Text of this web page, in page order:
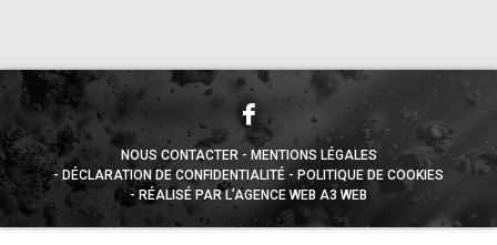
NOUS CONTACTER
MENTIONS LÉGALES
DÉCLARATION DE CONFIDENTIALITÉ
POLITIQUE DE COOKIES
RÉALISÉ PAR L’AGENCE WEB A3 WEB